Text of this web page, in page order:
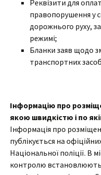
Реквізити для
правопорушення у
дорожнього руху,
режимі;
Бланки заяв щодо
транспортних
Інформацію про
якою швидкістю і по
Інформація про
публікується на
Національної поліції. В
контролю